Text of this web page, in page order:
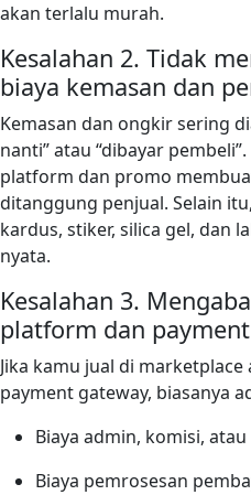
akan terlalu murah.
Kesalahan 2. Tidak
biaya kemasan dan
Kemasan dan ongkir sering
nanti” atau “dibayar
platform dan promo
ditanggung penjual. Selain
kardus, stiker, silica gel, dan
nyata.
Kesalahan 3.
platform dan
Jika kamu jual di
payment gateway, biasanya
Biaya admin, komisi, atau
Biaya pemrosesan